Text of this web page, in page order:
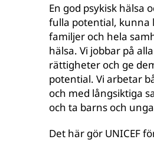
En god psykisk hälsa
fulla potential, kunna
familjer och hela
hälsa. Vi jobbar på
rättigheter och ge
potential. Vi arbetar
och med långsiktiga
och ta barns och
Det här gör UNICEF